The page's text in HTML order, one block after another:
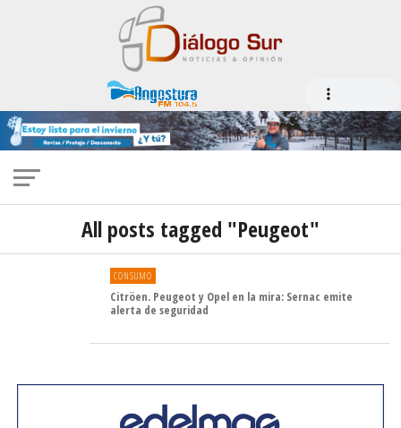
All posts tagged "Peugeot"
CONSUMO
Citröen. Peugeot y Opel en la mira: Sernac emite
alerta de seguridad